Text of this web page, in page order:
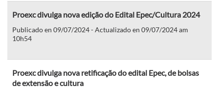
Proexc divulga nova edição do Edital Epec/Cultura 2024
Publicado en 09/07/2024 - Actualizado en 09/07/2024 am
10h54
Proexc divulga nova retificação do edital Epec, de bolsas
de extensão e cultura